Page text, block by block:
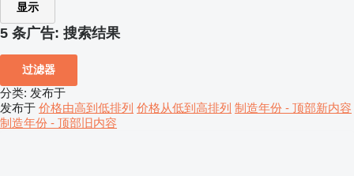
显示
5 条广告: 搜索结果
过滤器
分类: 发布于
发布于 价格由高到低排列 价格从低到高排列 制造年份 - 顶部新内容
制造年份 - 顶部旧内容